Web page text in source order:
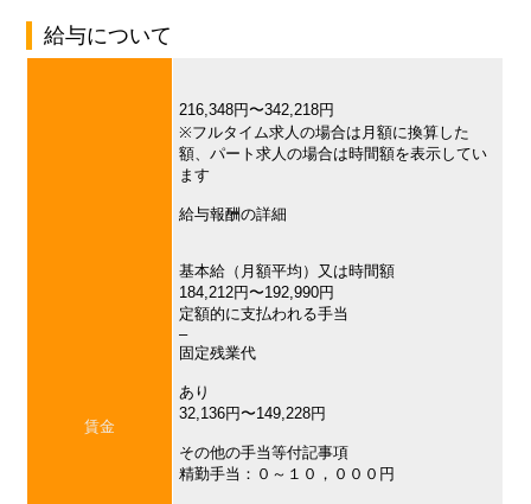
給与について
賃金
216,348円〜342,218円
※フルタイム求人の場合は月額に換算した
額、パート求人の場合は時間額を表示してい
ます
給与報酬の詳細
基本給（月額平均）又は時間額
184,212円〜192,990円
定額的に支払われる手当
–
固定残業代
あり
32,136円〜149,228円
その他の手当等付記事項
精勤手当：０～１０，０００円